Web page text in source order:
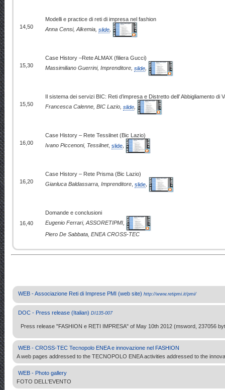
14,50
Modelli e practice di reti di impresa nel fashion
Anna Censi, Alkemia, slide,
15,30
Case History –Rete ALMAX (filiera Gucci)
Massimiliano Guerrini, Imprenditore, slide,
15,50
Il sistema dei servizi BIC: Reti d’impresa e Distretto dell’ Abbigliamento di
Francesca Calenne, BIC Lazio, slide,
16,00
Case History – Rete Tessilnet (Bic Lazio)
Ivano Piccenoni, Tessilnet, slide,
16,20
Case History – Rete Prisma (Bic Lazio)
Gianluca Baldassarra, Imprenditore, slide,
16,40
Domande e conclusioni
Eugenio Ferrari, ASSORETIPMI,
Piero De Sabbata, ENEA CROSS-TEC
WEB - Associazione Reti di Imprese PMI (web site) http://www.retipmi.it/pmi/
DOC - Press release (Italian) DI135-007
Press release "FASHION e RETI IMPRESA" of May 10th 2012 (msword, 237056
WEB - CROSS-TEC Tecnopolo ENEA e innovazione nel FASHION
A web pages addressed to the TECNOPOLO ENEA activities addressed to the
WEB - Photo gallery
FOTO DELL'EVENTO